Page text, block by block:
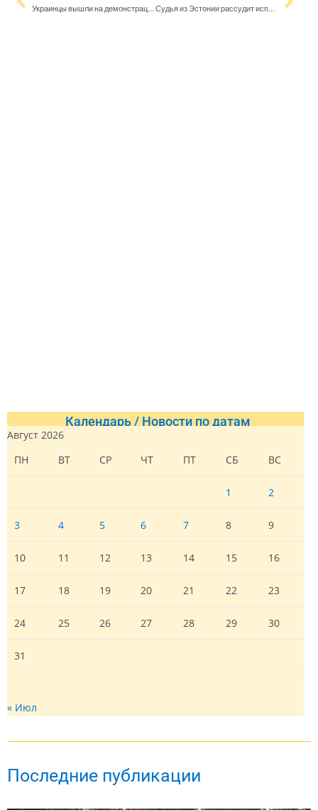
Украинцы вышли на демонстрацию около завода Nokian Renkaat — они потребовали прекращения деятельности компании в России Судья из Эстонии рассудит испанские «Реал» и «Барселону»
Календарь / Новости по датам
Август 2026
ПН
ВТ СР ЧТ ПТ СБ ВС
1 2
3 4 5 6 7 8 9
10 11 12 13 14 15 16
17 18 19 20 21 22 23
24 25 26 27 28 29 30
31
« Июл
Последние публикации